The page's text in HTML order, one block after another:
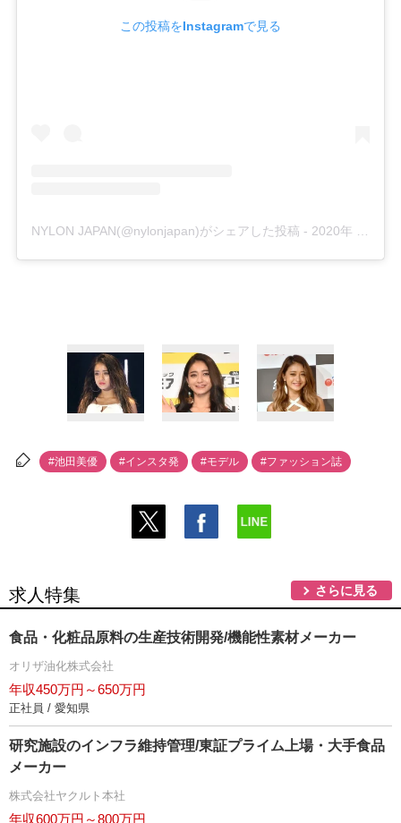
この投稿をInstagramで見る
NYLON JAPAN(@nylonjapan)がシェアした投稿 - 2020年 5月月25日午前2時00分PDT
#池田美優 #インスタ発 #モデル #ファッション誌
求人特集 さらに見る
食品・化粧品原料の生産技術開発/機能性素材メーカー
オリザ油化株式会社
年収450万円～650万円
正社員 / 愛知県
研究施設のインフラ維持管理/東証プライム上場・大手食品
メーカー
株式会社ヤクルト本社
年収600万円～800万円